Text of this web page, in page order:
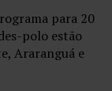
para 20
polo estão
Araranguá e